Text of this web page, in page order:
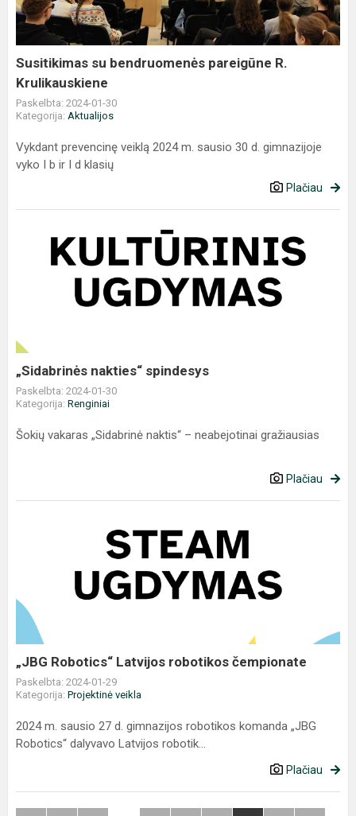
Krulikauskiene
Susitikimas su bendruomenės pareigūne R.
Krulikauskiene
Paskelbta: 2024-01-30
Kategorija: Aktualijos
Vykdant prevencinę veiklą 2024 m. sausio 30 d. gimnazijoje
vyko I b ir I d klasių
Plačiau
„Sidabrinės
nakties“
„Sidabrinės nakties“ spindesys
Paskelbta: 2024-01-30
Kategorija: Renginiai
Šokių vakaras „Sidabrinė naktis“ – neabejotinai gražiausias
Plačiau
čempionate
„JBG Robotics“ Latvijos robotikos čempionate
Paskelbta: 2024-01-29
Kategorija: Projektinė veikla
2024 m. sausio 27 d. gimnazijos robotikos komanda „JBG
Robotics“ dalyvavo Latvijos robotik...
Plačiau